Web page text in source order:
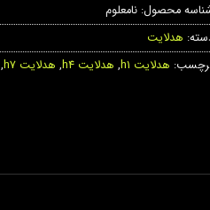
محصول: نامعلوم
هدلایت
هدلایت h1 , هدلایت h4 , هدلایت h7 ,